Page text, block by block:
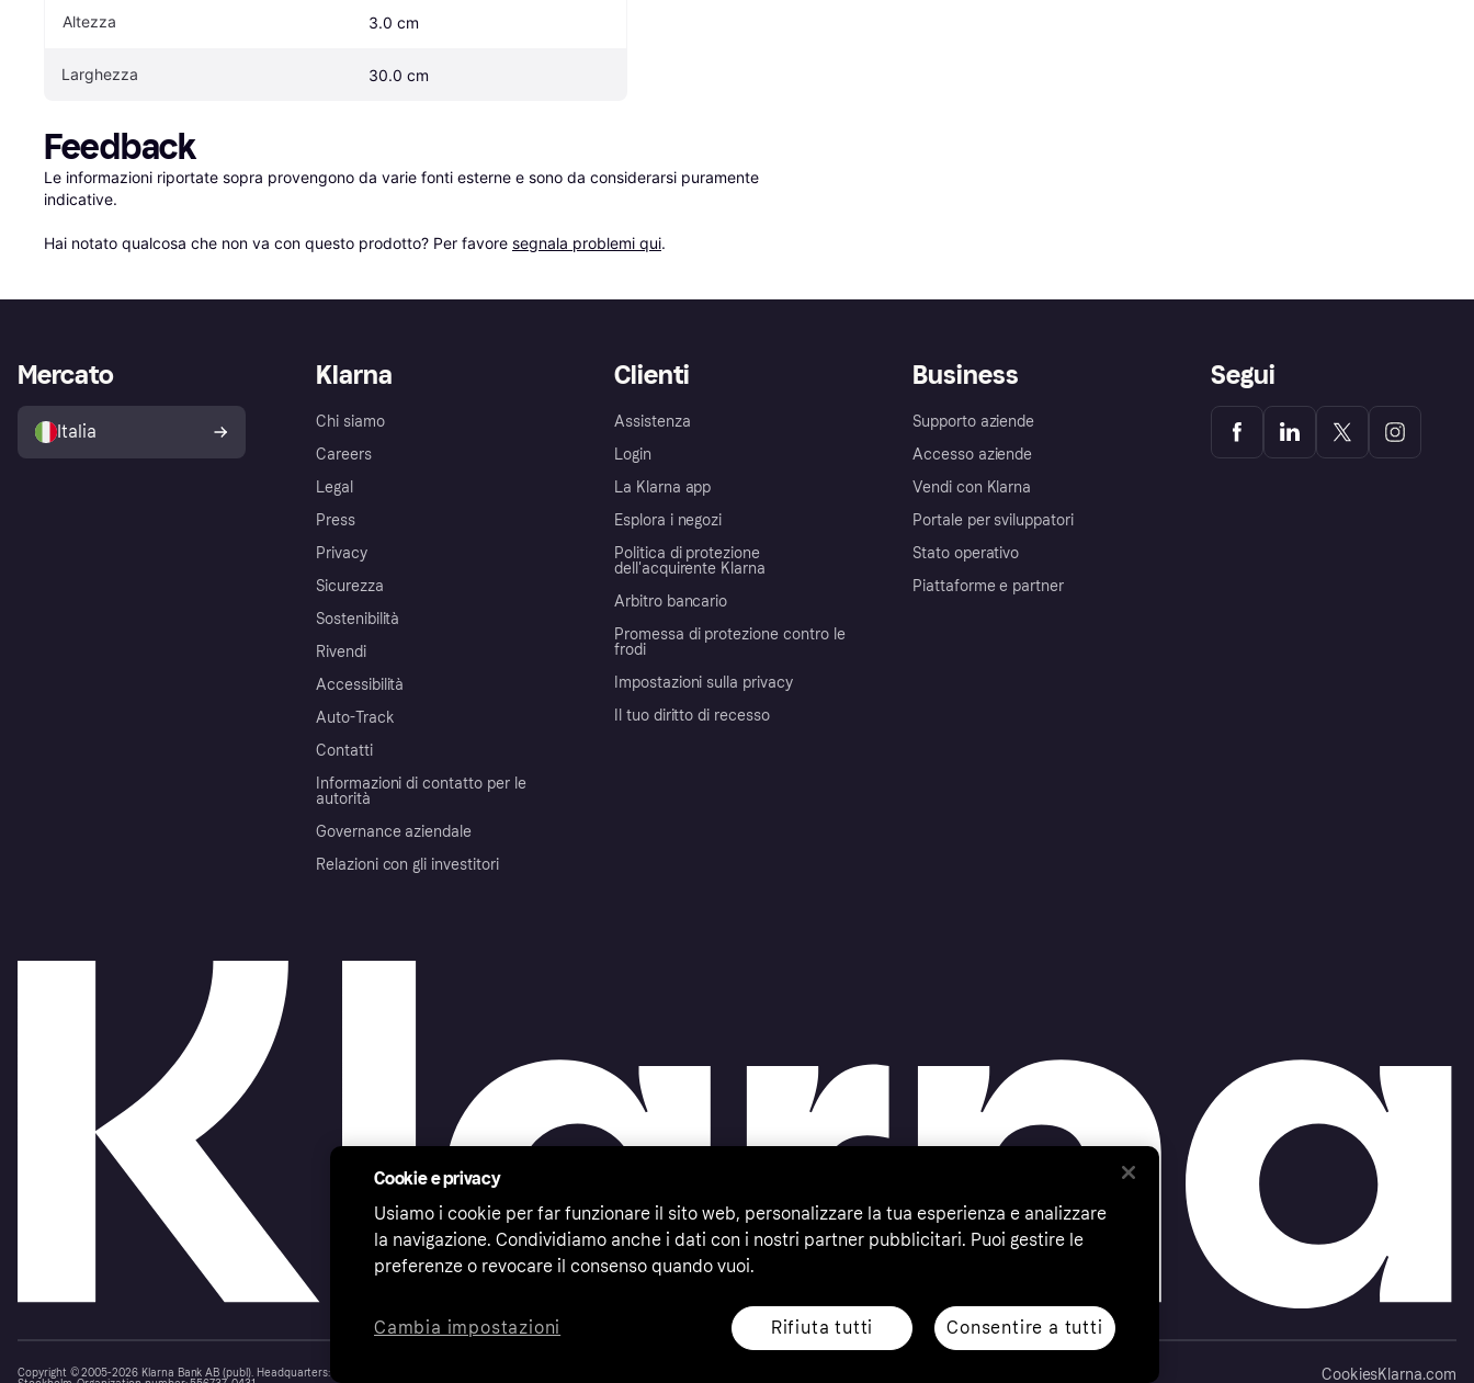
Altezza 3.0 cm
Larghezza 30.0 cm
Feedback
Le informazioni riportate sopra provengono da varie fonti esterne e sono da considerarsi puramente
indicative.
Hai notato qualcosa che non va con questo prodotto? Per favore segnala problemi qui.
Klarna
Chi siamo
Careers
Legal
Press
Privacy
Sicurezza
Sostenibilità
Rivendi
Accessibilità
Auto-Track
Contatti
Informazioni di contatto per le
autorità
Governance aziendale
Relazioni con gli investitori
Clienti
Assistenza
Login
La Klarna app
Esplora i negozi
Politica di protezione
dell'acquirente Klarna
Arbitro bancario
Promessa di protezione contro le
frodi
Impostazioni sulla privacy
Il tuo diritto di recesso
Business
Supporto aziende
Accesso aziende
Vendi con Klarna
Portale per sviluppatori
Stato operativo
Piattaforme e partner
Mercato
Italia
Segui
Copyright © 2005-2026 Klarna Bank AB (publ). Headquarters: Stockholm, Sweden. All rights reserved. Klarna Bank AB (publ). Sveavägen 46, 111 34
CookiesKlarna.com
Cookie e privacy
Usiamo i cookie per far funzionare il sito web, personalizzare la tua esperienza e analizzare
la navigazione. Condividiamo anche i dati con i nostri partner pubblicitari. Puoi gestire le
preferenze o revocare il consenso quando vuoi.
Rifiuta tutti Consentire a tutti
Cambia impostazioni